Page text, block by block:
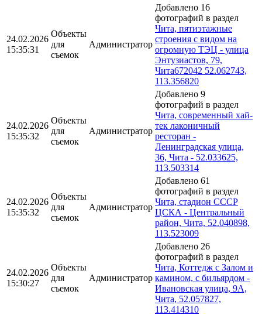
24.02.2026
15:35:31
Объекты
для
съемок
Администратор
Добавлено 16
фотографий в раздел
Чита, пятиэтажные
строения с видом на
огромную ТЭЦ - улица
Энтузиастов, 79,
Чита672042 52.062743,
113.356820
24.02.2026
15:35:32
Объекты
для
съемок
Администратор
Добавлено 9
фотографий в раздел
Чита, современный хай-
тек лаконичный
ресторан -
Ленинградская улица,
36, Чита - 52.033625,
113.503314
24.02.2026
15:35:32
Объекты
для
съемок
Администратор
Добавлено 61
фотографий в раздел
Чита, стадион СССР
ЦСКА - Центральный
район, Чита, 52.040898,
113.523009
24.02.2026
15:30:27
Объекты
для
съемок
Администратор
Добавлено 26
фотографий в раздел
Чита, Коттедж с Залом и
камином, с бильярдом -
Ивановская улица, 9А,
Чита, 52.057827,
113.414310